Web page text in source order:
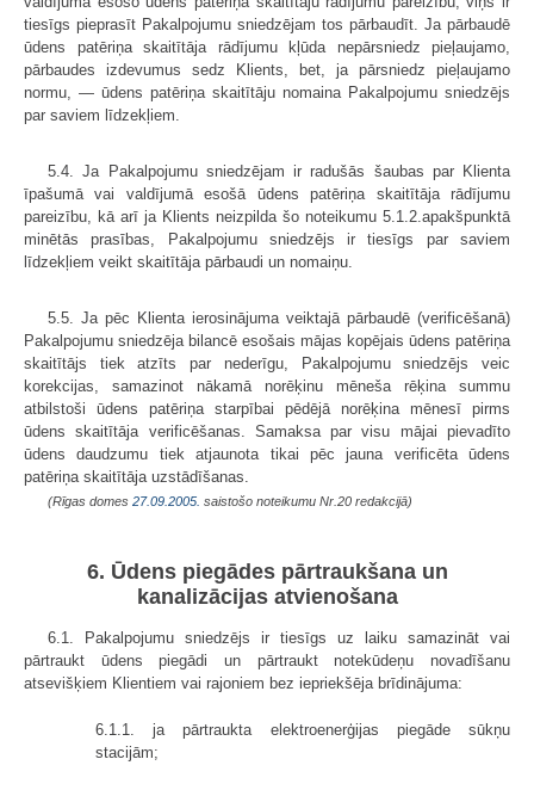
tiesīgs pieprasīt Pakalpojumu sniedzējam tos pārbaudīt. Ja pārbaudē
ūdens patēriņa skaitītāja rādījumu kļūda nepārsniedz pieļaujamo,
pārbaudes izdevumus sedz Klients, bet, ja pārsniedz pieļaujamo
normu, — ūdens patēriņa skaitītāju nomaina Pakalpojumu sniedzējs
par saviem līdzekļiem.
5.4. Ja Pakalpojumu sniedzējam ir radušās šaubas par Klienta
īpašumā vai valdījumā esošā ūdens patēriņa skaitītāja rādījumu
pareizību, kā arī ja Klients neizpilda šo noteikumu 5.1.2.apakšpunktā
minētās prasības, Pakalpojumu sniedzējs ir tiesīgs par saviem
līdzekļiem veikt skaitītāja pārbaudi un nomaiņu.
5.5. Ja pēc Klienta ierosinājuma veiktajā pārbaudē (verificēšanā)
Pakalpojumu sniedzēja bilancē esošais mājas kopējais ūdens patēriņa
skaitītājs tiek atzīts par nederīgu, Pakalpojumu sniedzējs veic
korekcijas, samazinot nākamā norēķinu mēneša rēķina summu
atbilstoši ūdens patēriņa starpībai pēdējā norēķina mēnesī pirms
ūdens skaitītāja verificēšanas. Samaksa par visu mājai pievadīto
ūdens daudzumu tiek atjaunota tikai pēc jauna verificēta ūdens
patēriņa skaitītāja uzstādīšanas.
(Rīgas domes 27.09.2005. saistošo noteikumu Nr.20 redakcijā)
6. Ūdens piegādes pārtraukšana un
kanalizācijas atvienošana
6.1. Pakalpojumu sniedzējs ir tiesīgs uz laiku samazināt vai
pārtraukt ūdens piegādi un pārtraukt notekūdeņu novadīšanu
atsevišķiem Klientiem vai rajoniem bez iepriekšēja brīdinājuma:
6.1.1. ja pārtraukta elektroenerģijas piegāde sūkņu
stacijām;